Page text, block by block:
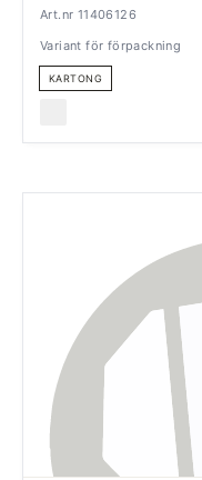
Art.nr 11406126
Variant för förpackning
KARTONG